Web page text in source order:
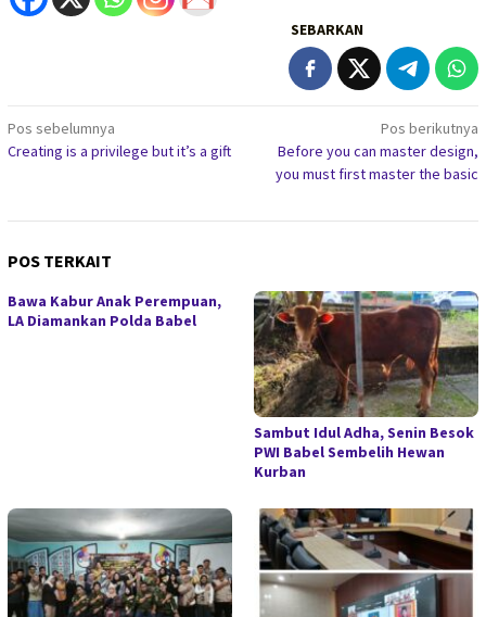
SEBARKAN
Navigasi
pos
Pos sebelumnya
Creating is a privilege but it’s a gift
Pos berikutnya
Before you can master design,
you must first master the basic
POS TERKAIT
Bawa Kabur Anak Perempuan,
LA Diamankan Polda Babel
Sambut Idul Adha, Senin Besok
PWI Babel Sembelih Hewan
Kurban